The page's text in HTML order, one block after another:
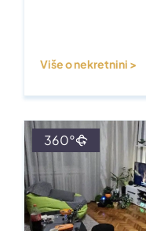
Više o nekretnini >
360°